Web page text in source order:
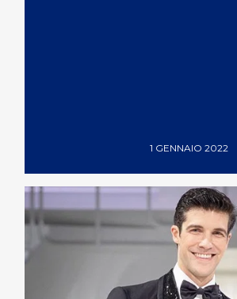
1 GENNAIO 2022